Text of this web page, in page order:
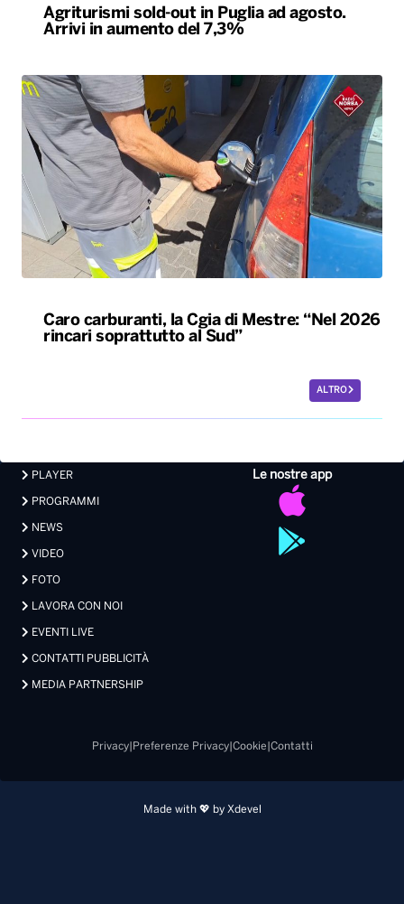
Agriturismi sold-out in Puglia ad agosto.
Arrivi in aumento del 7,3%
Caro carburanti, la Cgia di Mestre: “Nel 2026
rincari soprattutto al Sud”
ALTRO
Le nostre app
PLAYER
PROGRAMMI
NEWS
VIDEO
FOTO
LAVORA CON NOI
EVENTI LIVE
CONTATTI PUBBLICITÀ
MEDIA PARTNERSHIP
Privacy| Preferenze Privacy| Cookie Contatti
Made with 💖 by Xdevel